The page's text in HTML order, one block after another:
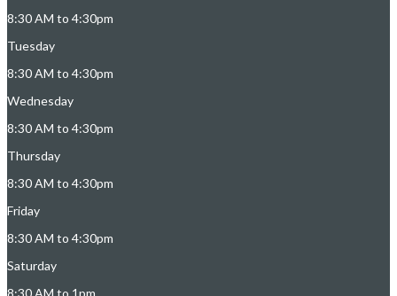
8:30 AM to 4:30pm
Tuesday
8:30 AM to 4:30pm
Wednesday
8:30 AM to 4:30pm
Thursday
8:30 AM to 4:30pm
Friday
8:30 AM to 4:30pm
Saturday